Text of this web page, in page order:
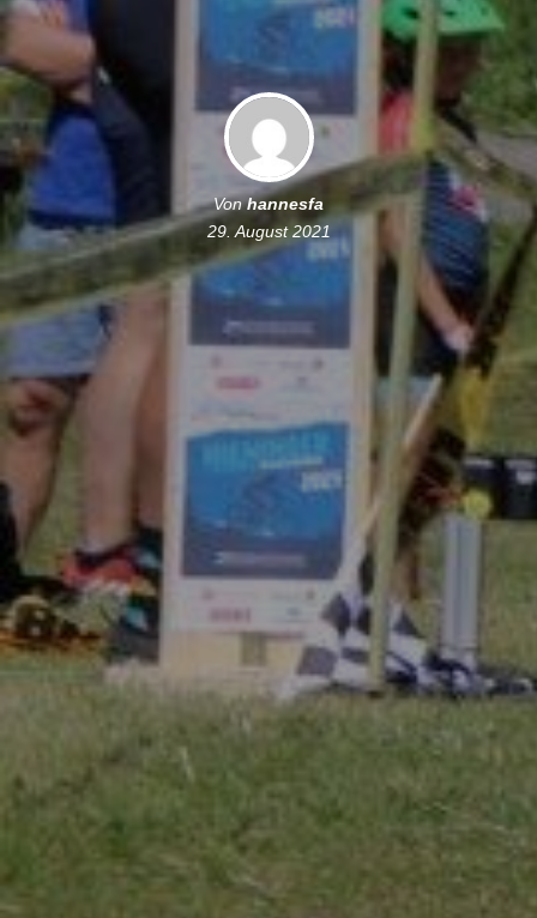
Vonhannesfa
29. August 2021